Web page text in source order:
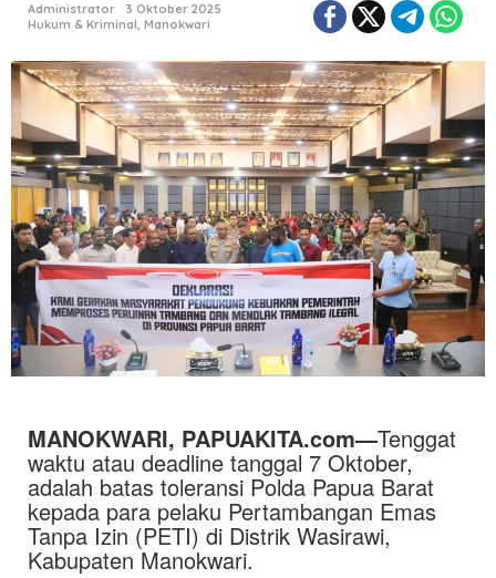
Administrator
3 Oktober 2025
Hukum & Kriminal, Manokwari
MANOKWARI, PAPUAKITA.com—Tenggat
waktu atau deadline tanggal 7 Oktober,
adalah batas toleransi Polda Papua Barat
kepada para pelaku Pertambangan Emas
Tanpa Izin (PETI) di Distrik Wasirawi,
Kabupaten Manokwari.